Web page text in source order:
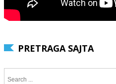
PRETRAGA SAJTA